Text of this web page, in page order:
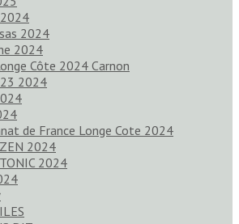
2024
2024
2024
Côte 2024 Carnon
2024
de France Longe Cote 2024
2024
2024